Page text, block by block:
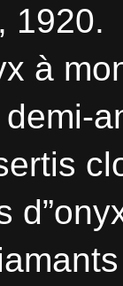
1920.
à